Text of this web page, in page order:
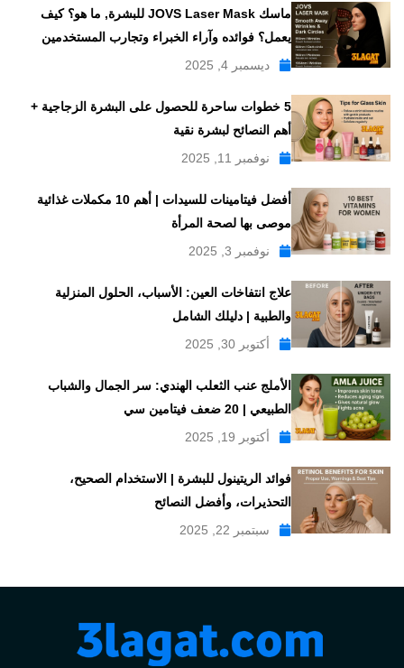
ماسك JOVS Laser Mask للبشرة, ما هو؟ كيف
يعمل؟ فوائده وآراء الخبراء وتجارب المستخدمين
ديسمبر 4, 2025
5 خطوات ساحرة للحصول على البشرة الزجاجية +
أهم النصائح لبشرة نقية
نوفمبر 11, 2025
أفضل فيتامينات للسيدات | أهم 10 مكملات غذائية
موصى بها لصحة المرأة
نوفمبر 3, 2025
علاج انتفاخات العين: الأسباب، الحلول المنزلية
والطبية | دليلك الشامل
أكتوبر 30, 2025
الأملج عنب الثعلب الهندي: سر الجمال والشباب
الطبيعي | 20 ضعف فيتامين سي
أكتوبر 19, 2025
فوائد الريتينول للبشرة | الاستخدام الصحيح،
التحذيرات، وأفضل النصائح
سبتمبر 22, 2025